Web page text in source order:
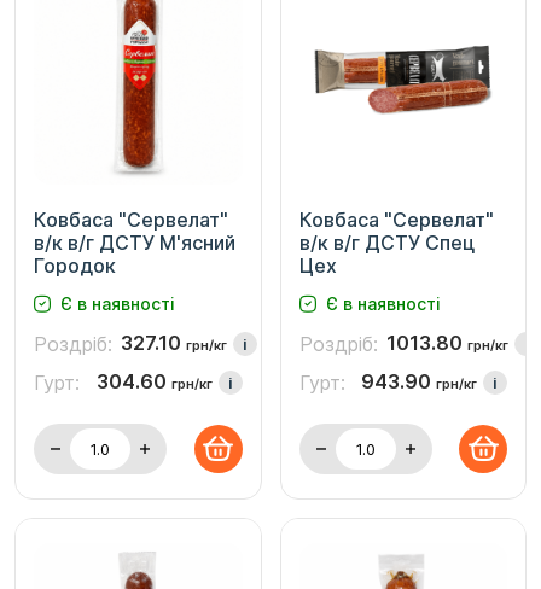
Ковбаса "Сервелат"
в/к в/г ДСТУ М'ясний
Городок
Є в наявності
Роздріб: 327.10 грн/кг i
Гурт: 304.60 грн/кг i
Ковбаса "Сервелат"
в/к в/г ДСТУ Спец
Цех
Є в наявності
Роздріб: 1013.80 грн/кг
Гурт: 943.90 грн/кг i